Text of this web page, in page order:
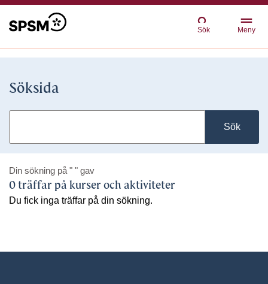
Sök Meny
Söksida
Sök
Din sökning på " " gav
0 träffar på kurser och aktiviteter
Du fick inga träffar på din sökning.